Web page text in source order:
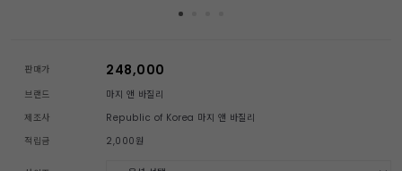
판매가 248,000
브랜드
마지 앤 바질리
제조사
Republic of Korea 마지 앤 바질리
적립금
2,000원